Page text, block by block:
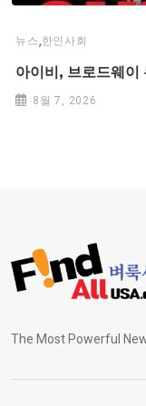
뉴스,한인사회
아이비, 브로드웨
8월 7, 2026
The Most Powerful